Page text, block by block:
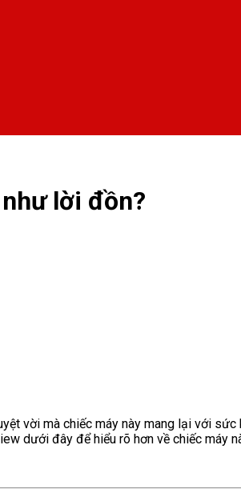
lời đồn?
vời mà chiếc máy này mang lại với
dưới đây để hiểu rõ hơn về chiếc máy